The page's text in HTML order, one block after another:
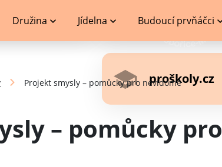
Družina Jídelna Budoucí prvňáčci
proškoly.cz
Projekt smysly – pomůcky pro nevidomé
– pomůcky pro